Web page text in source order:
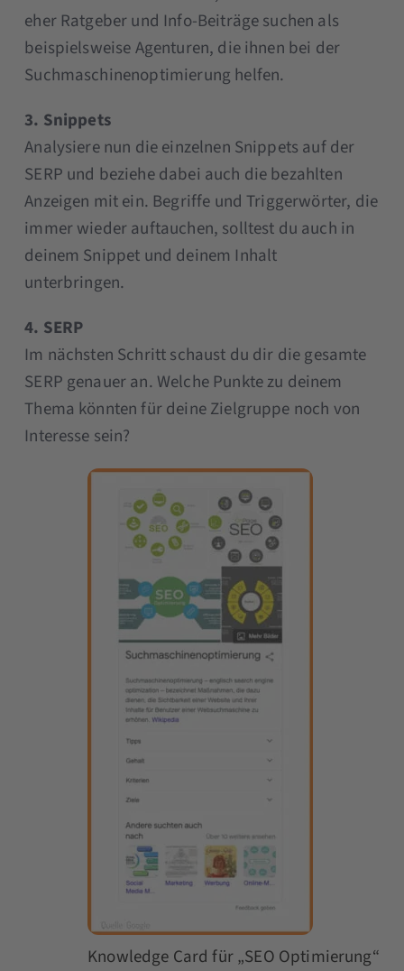
eher Ratgeber und Info-Beiträge suchen als
beispielsweise Agenturen, die ihnen bei der
Suchmaschinenoptimierung helfen.
3. Snippets
Analysiere nun die einzelnen Snippets auf der
SERP und beziehe dabei auch die bezahlten
Anzeigen mit ein. Begriffe und Triggerwörter, die
immer wieder auftauchen, solltest du auch in
deinem Snippet und deinem Inhalt
unterbringen.
4. SERP
Im nächsten Schritt schaust du dir die gesamte
SERP genauer an. Welche Punkte zu deinem
Thema könnten für deine Zielgruppe noch von
Interesse sein?
Knowledge Card für „SEO Optimierung“